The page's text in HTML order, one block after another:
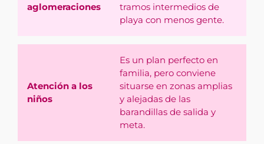
aglomeraciones
tramos intermedios de
playa con menos gente.
Atención a los
niños
Es un plan perfecto en
familia, pero conviene
situarse en zonas amplias
y alejadas de las
barandillas de salida y
meta.